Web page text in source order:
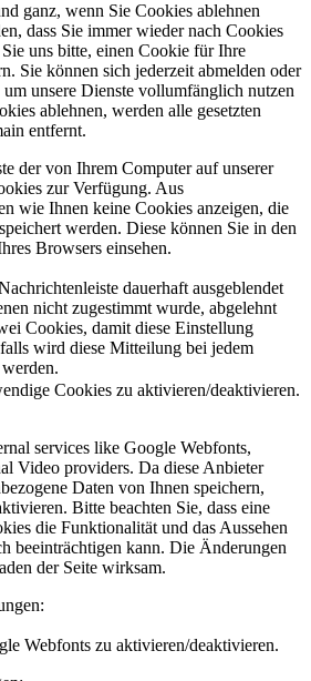
ganz, wenn Sie Cookies ablehnen
dass Sie immer wieder nach Cookies
uns bitte, einen Cookie für Ihre
Sie können sich jederzeit abmelden oder
um unsere Dienste vollumfänglich nutzen
ablehnen, werden alle gesetzten
entfernt.
der von Ihrem Computer auf unserer
zur Verfügung. Aus
wie Ihnen keine Cookies anzeigen, die
werden. Diese können Sie in den
Browsers einsehen.
dauerhaft ausgeblendet
nicht zugestimmt wurde, abgelehnt
Cookies, damit diese Einstellung
wird diese Mitteilung bei jedem
Cookies zu aktivieren/deaktivieren.
services like Google Webfonts,
Video providers. Da diese Anbieter
Daten von Ihnen speichern,
Bitte beachten Sie, dass eine
die Funktionalität und das Aussehen
beeinträchtigen kann. Die Änderungen
der Seite wirksam.
Webfonts zu aktivieren/deaktivieren.